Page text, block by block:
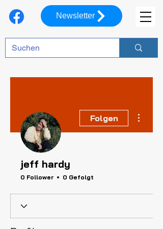
Newsletter
Folgen
jeff hardy
0 Follower 0 Gefolgt